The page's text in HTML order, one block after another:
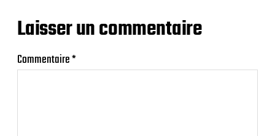
Laisser un commentaire
Commentaire*